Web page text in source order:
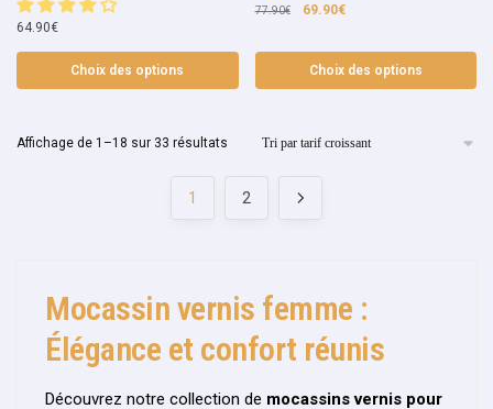
64.90€
Choix des options
77.90€ 69.90€
Choix des options
Affichage de 1–18 sur 33 résultats
1 2
Mocassin vernis femme :
Élégance et confort réunis
Découvrez notre collection de mocassins vernis pour